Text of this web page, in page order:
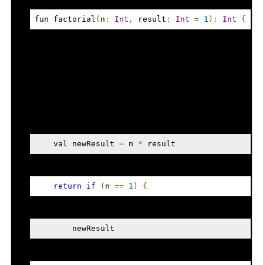
fun factorial ( n : Int , result : Int = 1 ): Int {
val newResult = n * result
return if ( n == 1 ) {
newResult